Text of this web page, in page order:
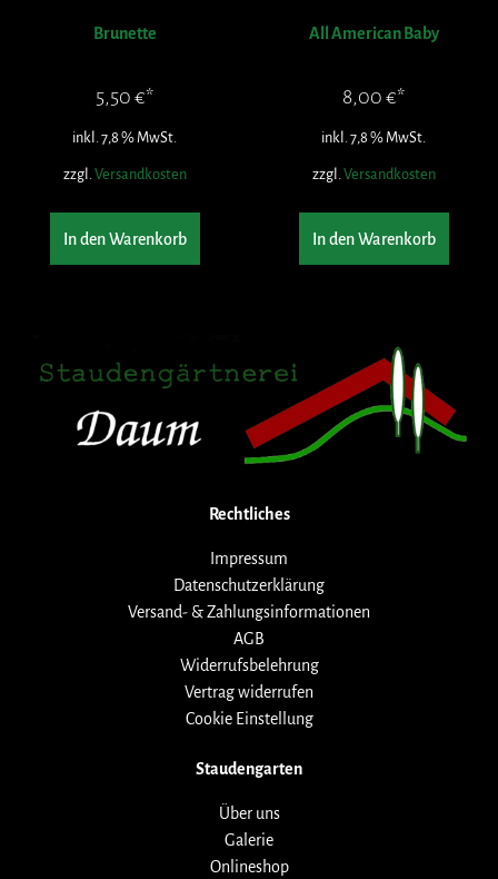
Brunette
5,50 €
inkl. 7,8 % MwSt.
zzgl. Versandkosten
In den Warenkorb
All American Baby
8,00 €
inkl. 7,8 % MwSt.
zzgl. Versandkosten
In den Warenkorb
Rechtliches
Impressum
Datenschutzerklärung
Versand- & Zahlungsinformationen
AGB
Widerrufsbelehrung
Vertrag widerrufen
Cookie Einstellung
Staudengarten
Über uns
Galerie
Onlineshop